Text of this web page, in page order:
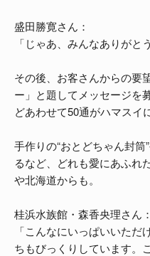
盛田勝寛さん：
「じゃあ、みんなありがと
その後、お客さんからの要
ー」と題してメッセージを
どあわせて50通がハマスイ
手作りの“おとどちゃん封
るなど、どれも愛にあふれ
や北海道からも。
桂浜水族館・森香央理さん：
「こんなにいっぱいいた
ちもびっくりしています。